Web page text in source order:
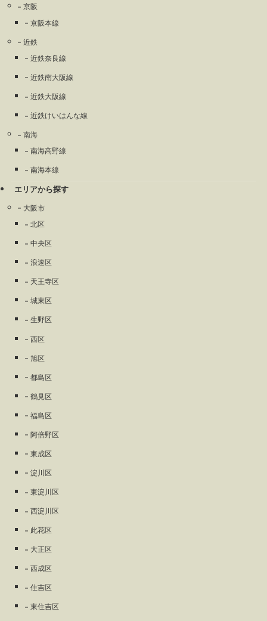
京阪
京阪本線
近鉄
近鉄奈良線
近鉄南大阪線
近鉄大阪線
近鉄けいはんな線
南海
南海高野線
南海本線
エリアから探す
大阪市
北区
中央区
浪速区
天王寺区
城東区
生野区
西区
旭区
都島区
鶴見区
福島区
阿倍野区
東成区
淀川区
東淀川区
西淀川区
此花区
大正区
西成区
住吉区
東住吉区